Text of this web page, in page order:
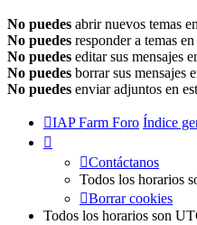
No puedes abrir nuevos temas
No puedes responder a temas
No puedes editar sus mensajes
No puedes borrar sus mensajes
No puedes enviar adjuntos en
IAP Farm Foro Índice
Contáctanos
Todos los horarios
Borrar cookies
Todos los horarios son